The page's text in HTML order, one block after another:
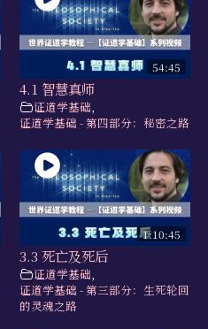
54:45
4.1 智慧真师
证道学基础
证道学基础 - 第四部分：秘密之路
1:10:45
3.3 死亡及死后
证道学基础
证道学基础 - 第三部分：生死轮回
的灵魂之路